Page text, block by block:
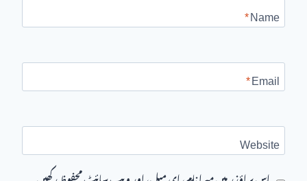
Name
*
Email
*
Website